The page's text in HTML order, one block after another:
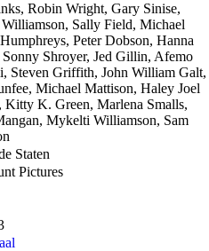
Robin Wright, Gary Sinise,
Sally Field, Michael
Peter Dobson, Hanna
Shroyer, Jed Gillin, Afemo
Steven Griffith, John William Galt,
Michael Mattison, Haley Joel
Kitty K. Green, Marlena Smalls,
Mykelti Williamson, Sam
Staten
Pictures